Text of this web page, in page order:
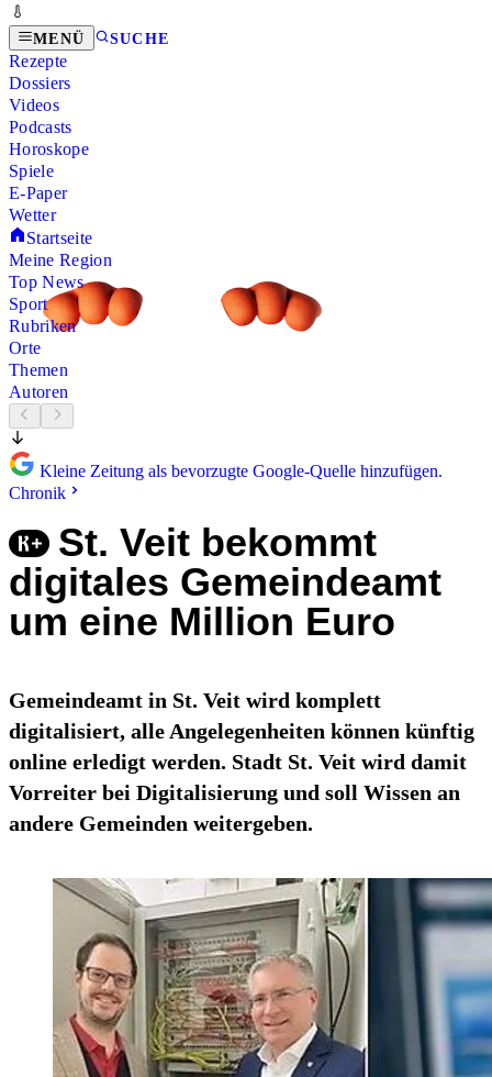
MENÜ SUCHE
Rezepte
Dossiers
Videos
Podcasts
Horoskope
Spiele
E-Paper
Wetter
Startseite
Meine Region
Top News
Sport
Rubriken
Orte
Themen
Autoren
Kleine Zeitung als bevorzugte Google-Quelle hinzufügen.
Chronik
St. Veit bekommt
digitales Gemeindeamt
um eine Million Euro
Gemeindeamt in St. Veit wird komplett
digitalisiert, alle Angelegenheiten können künftig
online erledigt werden. Stadt St. Veit wird damit
Vorreiter bei Digitalisierung und soll Wissen an
andere Gemeinden weitergeben.